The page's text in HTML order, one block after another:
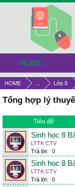
HOME Lớp 8
Tổng hợp lý
Tiêu đề
Sinh học 8
LTTK CTV
Trả lời:
0
Sinh học 8
LTTK CTV
Trả lời:
0
HOME